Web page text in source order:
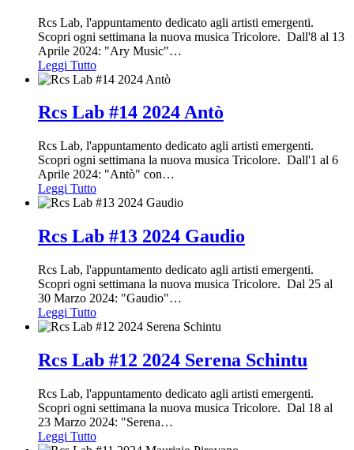
Rcs Lab, l'appuntamento dedicato agli artisti emergenti.
Scopri ogni settimana la nuova musica Tricolore. Dall'8 al 13
Aprile 2024: "Ary Music"…
Leggi Tutto
Rcs Lab #14 2024 Antò
Rcs Lab, l'appuntamento dedicato agli artisti emergenti.
Scopri ogni settimana la nuova musica Tricolore. Dall'1 al 6
Aprile 2024: "Antò" con…
Leggi Tutto
Rcs Lab #13 2024 Gaudio
Rcs Lab, l'appuntamento dedicato agli artisti emergenti.
Scopri ogni settimana la nuova musica Tricolore. Dal 25 al
30 Marzo 2024: "Gaudio"…
Leggi Tutto
Rcs Lab #12 2024 Serena Schintu
Rcs Lab, l'appuntamento dedicato agli artisti emergenti.
Scopri ogni settimana la nuova musica Tricolore. Dal 18 al
23 Marzo 2024: "Serena…
Leggi Tutto